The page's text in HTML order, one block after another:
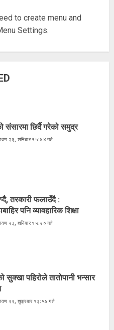
२३, शनिबार १५:४४ गते
तरकारी फलाउँदै :
सुक्खा पहिरोले तातोपानी भन्सार
to create menu and
Settings.
संसारमा छिर्दै गरेको समुद्र
२३, शनिबार १५:४४ गते
तरकारी फलाउँदै :
पनि व्यावहारिक शिक्षा
२३, शनिबार १५:२० गते
सुक्खा पहिरोले तातोपानी भन्सार
२२, शुक्रबार १३:५४ गते